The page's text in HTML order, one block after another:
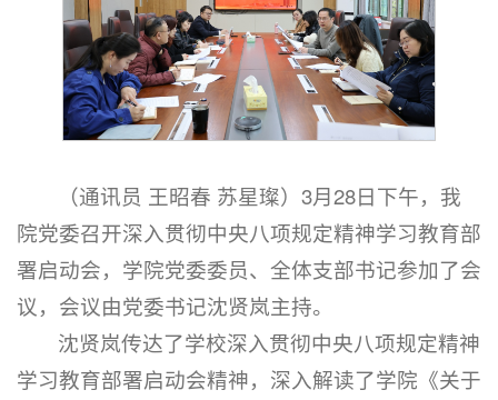
（通讯员 王昭春 苏星璨）3月28日下午，我
院党委召开深入贯彻中央八项规定精神学习教育部
署启动会，学院党委委员、全体支部书记参加了会
议，会议由党委书记沈贤岚主持。
沈贤岚传达了学校深入贯彻中央八项规定精神
学习教育部署启动会精神，深入解读了学院《关于